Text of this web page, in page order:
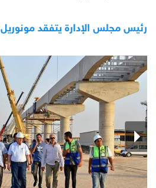
رئيس مجلس الإدارة يتفقد مونوريل 6 أكتوبر